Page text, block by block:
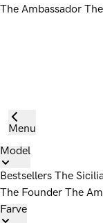
The Ambassador
Menu
Model
Bestsellers The
The Founder The
Farve